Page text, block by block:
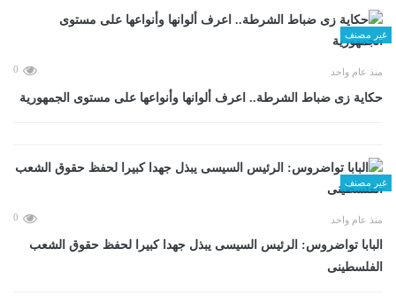
غير مصنف
منذ عام واحد 0
حكاية زى ضباط الشرطة.. اعرف ألوانها وأنواعها على مستوى الجمهورية
غير مصنف
منذ عام واحد 0
البابا تواضروس: الرئيس السيسى يبذل جهدا كبيرا لحفظ حقوق الشعب
الفلسطينى